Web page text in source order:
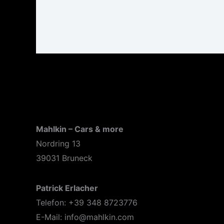
Mahlkin – Cars & more
Nordring 13
39031 Bruneck
Patrick Erlacher
Telefon: +39 348 8723776
E-Mail: info@mahlkin.com